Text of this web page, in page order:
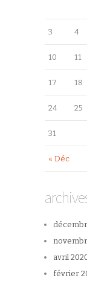
« Déc
3 4
10 11
17 18
24 25
31
avril
février